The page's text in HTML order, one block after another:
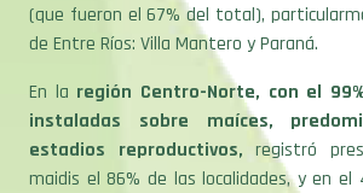
(que fueron el 67% del total),
de Entre Ríos: Villa Mantero y Paraná.
En la región Centro-Norte, con el
instaladas sobre maíces,
estadios reproductivos,registró
maidis el 86% de las localidades, y en el